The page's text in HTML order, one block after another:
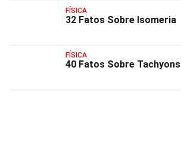
FÍSICA
32 Fatos Sobre Isomeria
FÍSICA
40 Fatos Sobre Tachyons